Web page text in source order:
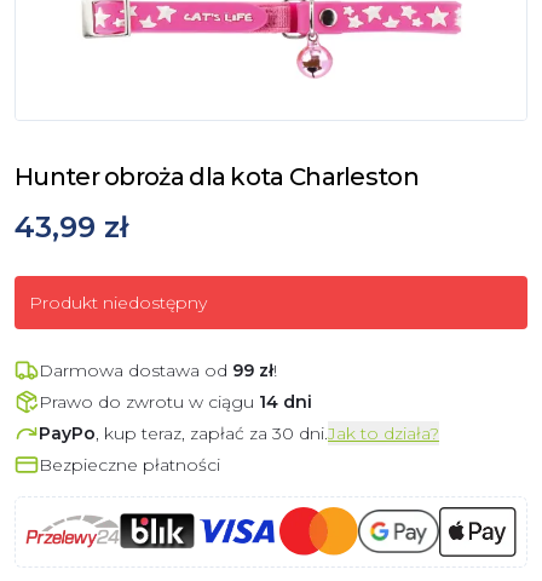
Hunter obroża dla kota Charleston
43,99 zł
Produkt niedostępny
Darmowa dostawa od 99 zł!
Prawo do zwrotu w ciągu 14 dni
PayPo, kup teraz, zapłać za 30 dni.Jak to działa?
Bezpieczne płatności